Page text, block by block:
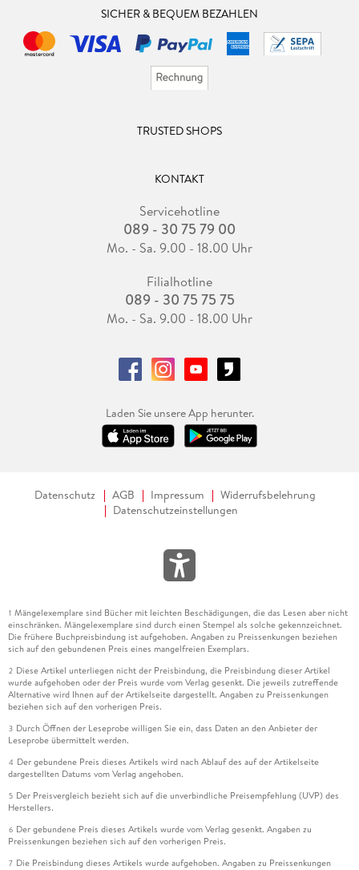
SICHER & BEQUEM BEZAHLEN
TRUSTED SHOPS
KONTAKT
Servicehotline
089 - 30 75 79 00
Mo. - Sa. 9.00 - 18.00 Uhr
Filialhotline
089 - 30 75 75 75
Mo. - Sa. 9.00 - 18.00 Uhr
Laden Sie unsere App herunter.
Datenschutz AGB Impressum
Widerrufsbelehrung
Datenschutzeinstellungen
1 Mängelexemplare sind Bücher mit leichten Beschädigungen, die das Lesen aber nicht
einschränken. Mängelexemplare sind durch einen Stempel als solche gekennzeichnet.
Die frühere Buchpreisbindung ist aufgehoben. Angaben zu Preissenkungen beziehen
sich auf den gebundenen Preis eines mangelfreien Exemplars.
2 Diese Artikel unterliegen nicht der Preisbindung, die Preisbindung dieser Artikel
wurde aufgehoben oder der Preis wurde vom Verlag gesenkt. Die jeweils zutreffende
Alternative wird Ihnen auf der Artikelseite dargestellt. Angaben zu Preissenkungen
beziehen sich auf den vorherigen Preis.
3 Durch Öffnen der Leseprobe willigen Sie ein, dass Daten an den Anbieter der
Leseprobe übermittelt werden.
4 Der gebundene Preis dieses Artikels wird nach Ablauf des auf der Artikelseite
dargestellten Datums vom Verlag angehoben.
5 Der Preisvergleich bezieht sich auf die unverbindliche Preisempfehlung (UVP) des
Herstellers.
6 Der gebundene Preis dieses Artikels wurde vom Verlag gesenkt. Angaben zu
Preissenkungen beziehen sich auf den vorherigen Preis.
7 Die Preisbindung dieses Artikels wurde aufgehoben. Angaben zu Preissenkungen